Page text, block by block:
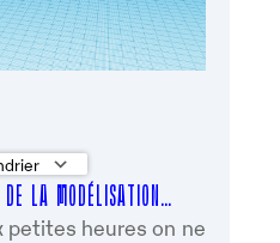
Calendrier Google
DE LA MODÉLISATION…
petites heures on ne